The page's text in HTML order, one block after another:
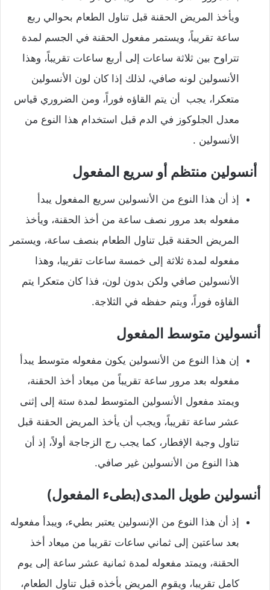
ويأخذ المريض الحقنة قبل تناول الطعام بحوالي ربع
ساعة تقريباً، ويستمر مفعول الحقنة في الجسم لمدة
تتراوح بين ثلاثة ساعات إلى أربع ساعات تقريباً، وهذا
الأنسولين لونه صافي، لذلك إذا كان لون الأنسولين
متعكرا، يجب أن يتم القاؤه فوراً، ومن الضروري قياس
معدل الجلوكوز في الدم قبل استخدام هذا النوع من
الأنسولين .
أنسولين منتظم أو سريع المفعول
إذ أن هذا النوع من الأنسولين سريع المفعول يبدأ
مفعوله بعد مرور نصف ساعة من أخذ الحقنة، ويأخذ
المريض الحقنة قبل تناول الطعام بنصف ساعة، ويستمر
مفعوله لمدة ثلاثة إلى خمسة ساعات تقريبا، وهذا
الأنسولين صافي ولكن بدون لون، فذا كان متعكرا يتم
القاؤه فوراً، ويتم حفظه في الثلاجة.
أنسولين متوسط المفعول
إن هذا النوع من الأنسولين يكون مفعوله متوسط يبدأ
مفعوله بعد مرور ساعة تقريباً من ميعاد أخذ الحقنة،
ويمتد مفعول الأنسولين المتوسط لمدة ستة إلى إثنى
عشر ساعة تقريباً، ويجب أن يأخذ المريض الحقنة قبل
تناول وجبة الإفطار، كما يجب رج الزجاجة أولاً، إذ أن
هذا النوع من الأنسولين غير صافي.
أنسولين طويل المدى(بطىء المفعول)
إذ أن هذا النوع من الإنسولين يعتبر بطيء، ويبدأ مفعوله
بعد ساعتين إلى ثماني ساعات تقريبا من ميعاد أخذ
الحقنة، ويمتد مفعوله لمدة ثمانية عشر ساعة إلى يوم
كامل تقريبا، ويقوم المريض بأخذه قبل تناول الطعام،